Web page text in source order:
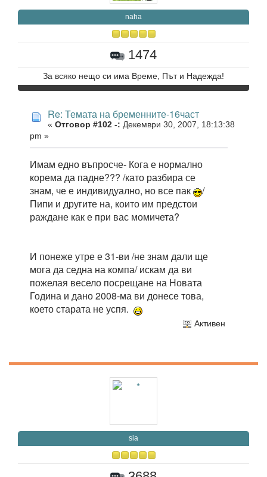
naha
1474
За всяко нещо си има Време, Път и Надежда!
Re: Темата на бременните-16част
« Отговор #102 -: Декември 30, 2007, 18:13:38
pm »
Имам едно въпросче- Кога е нормално
корема да падне??? /като разбира се
знам, че е индивидуално, но все пак
/
Пипи и другите на, които им предстои
раждане как е при вас момичета?
И понеже утре е 31-ви /не знам дали ще
мога да седна на компа/ искам да ви
пожелая весело посрещане на Новата
Година и дано 2008-ма ви донесе това,
което старата не успя.
Активен
sia